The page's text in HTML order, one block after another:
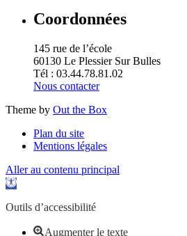
Coordonnées
145 rue de l’école
60130 Le Plessier Sur Bulles
Tél : 03.44.78.81.02
Nous contacter
Theme by Out the Box
Plan du site
Mentions légales
Aller au contenu principal
Ouvrir la barre d’outils
Outils d’accessibilité
Augmenter le texte